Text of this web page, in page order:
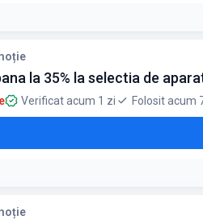
la 35% la selectia de
Verificat acum 1 zi Folosit acum